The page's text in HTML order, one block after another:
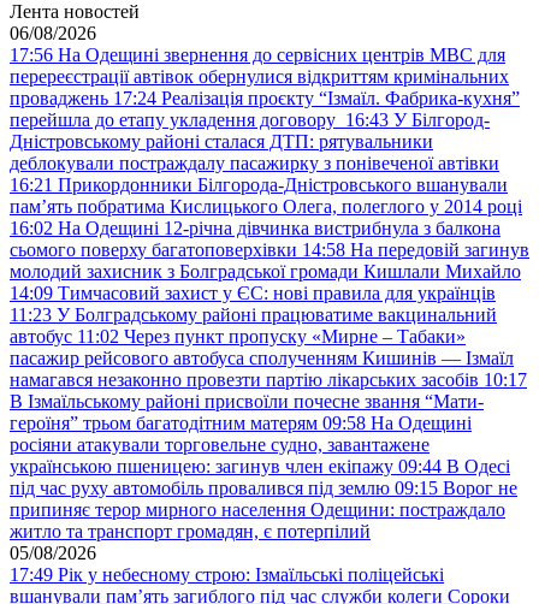
Лента новостей
06/08/2026
17:56 На Одещині звернення до сервісних центрів МВС для
перереєстрації автівок обернулися відкриттям кримінальних
проваджень 17:24 Реалізація проєкту “Ізмаїл. Фабрика-кухня”
перейшла до етапу укладення договору 16:43 У Білгород-
Дністровському районі сталася ДТП: рятувальники
деблокували постраждалу пасажирку з понівеченої автівки
16:21 Прикордонники Білгорода-Дністровського вшанували
пам’ять побратима Кислицького Олега, полеглого у 2014 році
16:02 На Одещині 12-річна дівчинка вистрибнула з балкона
сьомого поверху багатоповерхівки 14:58 На передовій загинув
молодий захисник з Болградської громади Кишлали Михайло
14:09 Тимчасовий захист у ЄС: нові правила для українців
11:23 У Болградському районі працюватиме вакцинальний
автобус 11:02 Через пункт пропуску «Мирне – Табаки»
пасажир рейсового автобуса сполученням Кишинів — Ізмаїл
намагався незаконно провезти партію лікарських засобів 10:17
В Ізмаїльському районі присвоїли почесне звання “Мати-
героїня” трьом багатодітним матерям 09:58 На Одещині
росіяни атакували торговельне судно, завантажене
українською пшеницею: загинув член екіпажу 09:44 В Одесі
під час руху автомобіль провалився під землю 09:15 Ворог не
припиняє терор мирного населення Одещини: постраждало
житло та транспорт громадян, є потерпілий
05/08/2026
17:49 Рік у небесному строю: Ізмаїльські поліцейські
вшанували пам’ять загиблого під час служби колеги Сороки